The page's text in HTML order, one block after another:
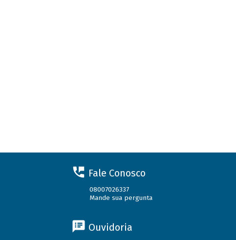
Fale Conosco
08007026337
Mande sua pergunta
Ouvidoria